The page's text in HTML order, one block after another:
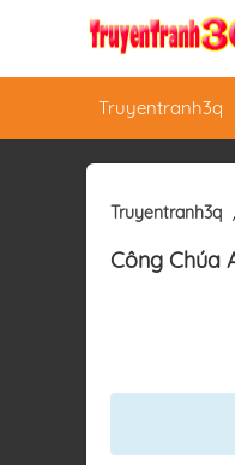
Truyentranh3q
Truyentranh3q
Công Chúa